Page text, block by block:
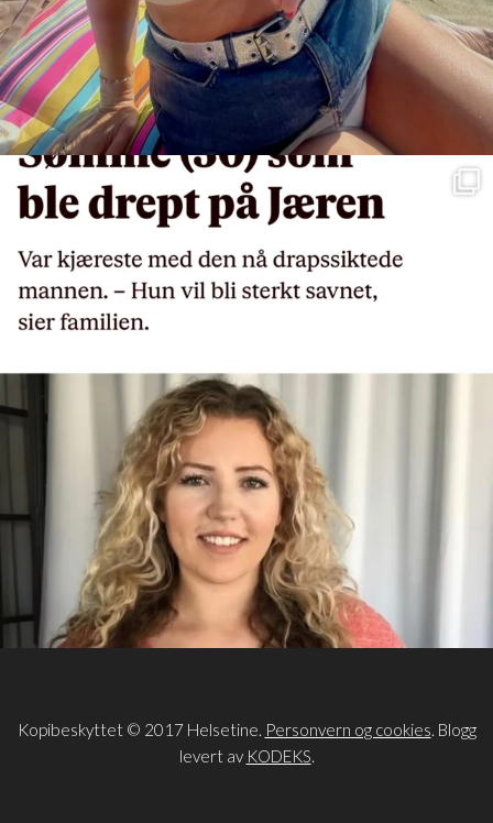
Kopibeskyttet © 2017 Helsetine. Personvern og cookies. Blogg
levert av KODEKS.